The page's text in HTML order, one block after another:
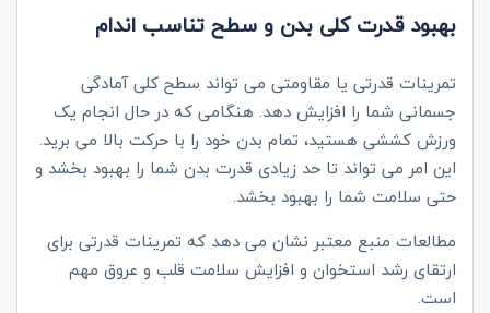
بهبود قدرت کلی بدن و سطح تناسب اندام
تمرینات قدرتی یا مقاومتی می تواند سطح کلی آمادگی
جسمانی شما را افزایش دهد. هنگامی که در حال انجام یک
ورزش کششی هستید، تمام بدن خود را با حرکت بالا می برید.
این امر می تواند تا حد زیادی قدرت بدن شما را بهبود بخشد و
حتی سلامت شما را بهبود بخشد.
مطالعات منبع معتبر نشان می دهد که تمرینات قدرتی برای
ارتقای رشد استخوان و افزایش سلامت قلب و عروق مهم
است.